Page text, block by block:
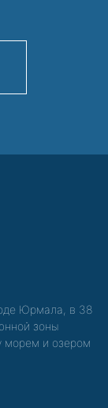
Юрмала, в 38
зоны
морем и озером